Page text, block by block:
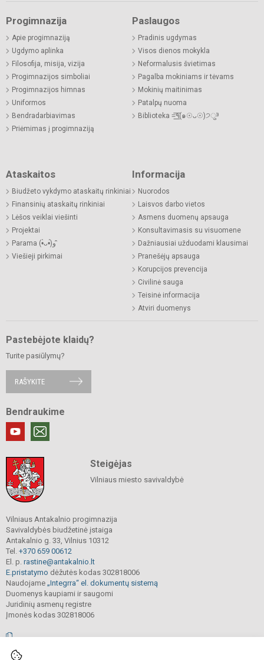
Progimnazija
Apie progimnaziją
Ugdymo aplinka
Filosofija, misija, vizija
Progimnazijos simboliai
Progimnazijos himnas
Uniformos
Bendradarbiavimas
Priėmimas į progimnaziją
Paslaugos
Pradinis ugdymas
Visos dienos mokykla
Neformalusis švietimas
Pagalba mokiniams ir tėvams
Mokinių maitinimas
Patalpų nuoma
Biblioteka =͟͟͞͞٩(๑☉ᴗ☉)੭ु⁾⁾
Ataskaitos
Biudžeto vykdymo ataskaitų rinkiniai
Finansinių ataskaitų rinkiniai
Lėšos veiklai viešinti
Projektai
Parama (•̀ᴗ•́)و ̑̑
Viešieji pirkimai
Informacija
Nuorodos
Laisvos darbo vietos
Asmens duomenų apsauga
Konsultavimasis su visuomene
Dažniausiai užduodami klausimai
Pranešėjų apsauga
Korupcijos prevencija
Civilinė sauga
Teisinė informacija
Atviri duomenys
Pastebėjote klaidų?
Turite pasiūlymų?
RAŠYKITE
Bendraukime
Steigėjas
Vilniaus miesto savivaldybė
Vilniaus Antakalnio progimnazija
Savivaldybės biudžetinė įstaiga
Antakalnio g. 33, Vilnius 10312
Tel. +370 659 00612
El. p. rastine@antakalnio.lt
E.pristatymo dėžutės kodas 302818006
Naudojame „Integrra“ el. dokumentų sistemą
Duomenys kaupiami ir saugomi
Juridinių asmenų registre
Įmonės kodas 302818006